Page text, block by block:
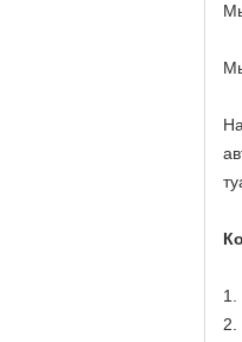
1.
2.